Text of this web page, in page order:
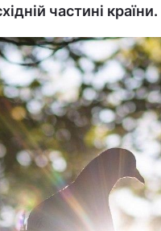
частині країни.